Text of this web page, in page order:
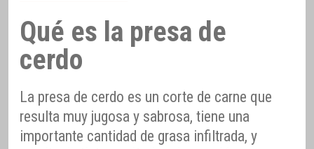
Qué es la presa de
cerdo
La presa de cerdo es un corte de carne que
resulta muy jugosa y sabrosa, tiene una
importante cantidad de grasa infiltrada, y